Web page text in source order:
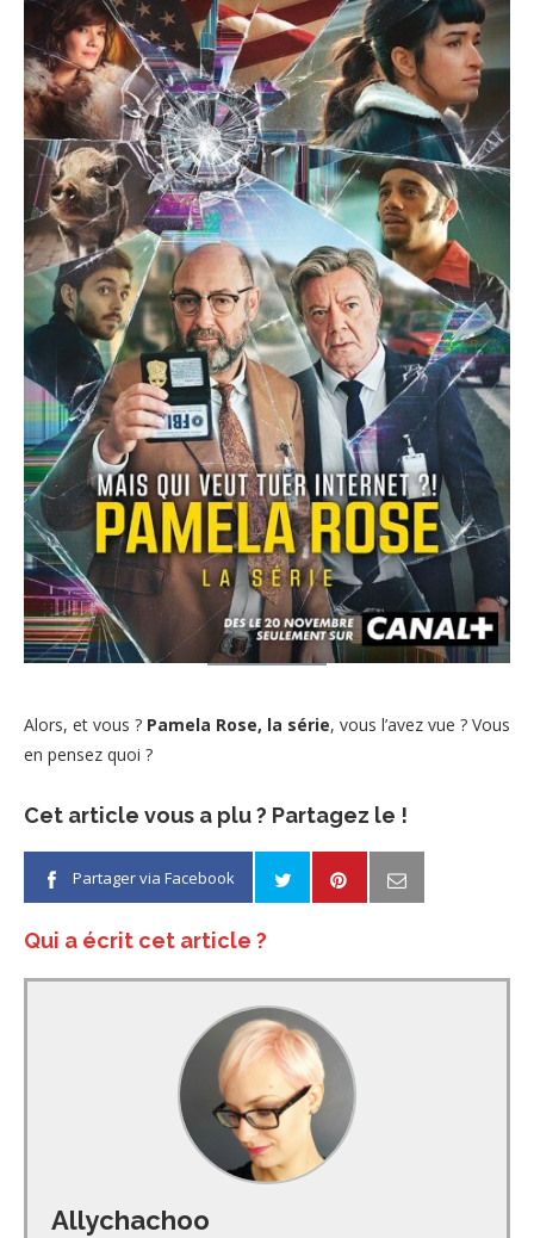
Alors, et vous ? Pamela Rose, la série, vous l’avez vue ? Vous
en pensez quoi ?
Cet article vous a plu ? Partagez le !
Partager via Facebook
Qui a écrit cet article ?
Allychachoo